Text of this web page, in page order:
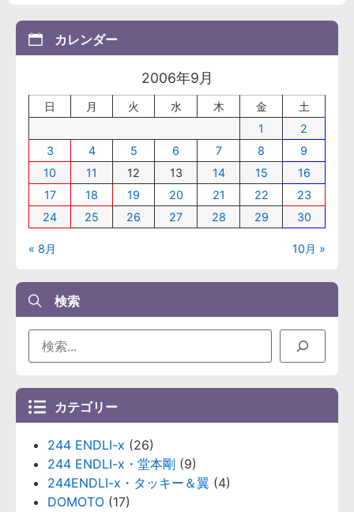
カレンダー
2006年9月
日 月 火 水 木 金
土
1
2
3
4 5 6 7 8
9
10
11 12 13 14 15
16
17
18 19 20 21 22
23
24
25 26 27 28 29 30
« 8月 10月 »
検索
カテゴリー
244 ENDLI-x (26)
244 ENDLI-x・堂本剛 (9)
244ENDLI-x・タッキー＆翼 (4)
DOMOTO (17)